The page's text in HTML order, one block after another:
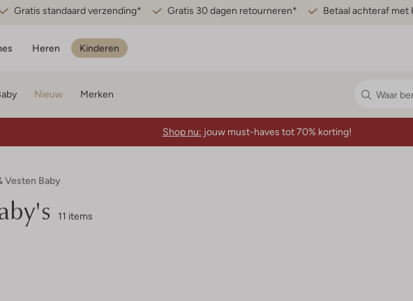
Gratis standaard verzending* Gratis 30 dagen retourneren* Betaal achteraf met
Heren Kinderen
Nieuw Merken
Shop nu: jouw must-haves tot 70% korting!
Vesten Baby
11 items